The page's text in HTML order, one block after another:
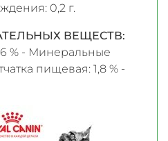
0,2 г.
ВЕЩЕСТВ:
% - Минеральные
пищевая: 1,8 % -